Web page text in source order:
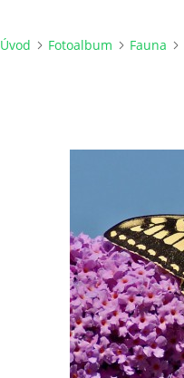
Úvod Fotoalbum Fauna